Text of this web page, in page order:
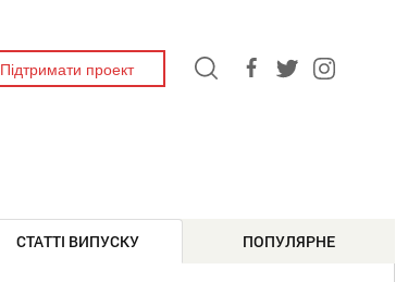
Підтримати проект
СТАТТІ ВИПУСКУ ПОПУЛЯРНЕ